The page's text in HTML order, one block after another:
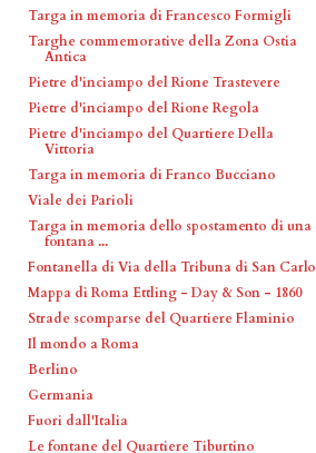
Targa in memoria di Francesco Formigli
Targhe commemorative della Zona Ostia
Antica
Pietre d'inciampo del Rione Trastevere
Pietre d'inciampo del Rione Regola
Pietre d'inciampo del Quartiere Della
Vittoria
Targa in memoria di Franco Bucciano
Viale dei Parioli
Targa in memoria dello spostamento di una
fontana ...
Fontanella di Via della Tribuna di San Carlo
Mappa di Roma Ettling - Day & Son - 1860
Strade scomparse del Quartiere Flaminio
Il mondo a Roma
Berlino
Germania
Fuori dall'Italia
Le fontane del Quartiere Tiburtino